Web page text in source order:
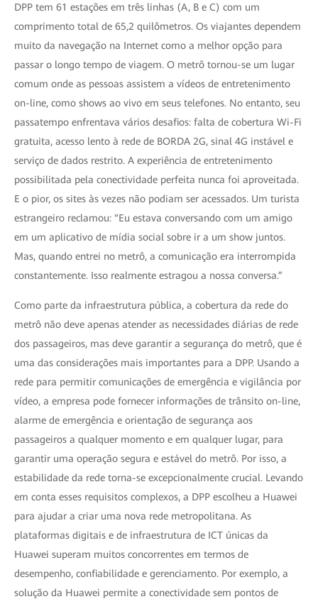
DPP tem 61 estações em três linhas (A, B e C) com um
comprimento total de 65,2 quilômetros. Os viajantes dependem
muito da navegação na Internet como a melhor opção para
passar o longo tempo de viagem. O metrô tornou-se um lugar
comum onde as pessoas assistem a vídeos de entretenimento
on-line, como shows ao vivo em seus telefones. No entanto, seu
passatempo enfrentava vários desafios: falta de cobertura Wi-Fi
gratuita, acesso lento à rede de BORDA 2G, sinal 4G instável e
serviço de dados restrito. A experiência de entretenimento
possibilitada pela conectividade perfeita nunca foi aproveitada.
E o pior, os sites às vezes não podiam ser acessados. Um turista
estrangeiro reclamou: “Eu estava conversando com um amigo
em um aplicativo de mídia social sobre ir a um show juntos.
Mas, quando entrei no metrô, a comunicação era interrompida
constantemente. Isso realmente estragou a nossa conversa.”
Como parte da infraestrutura pública, a cobertura da rede do
metrô não deve apenas atender as necessidades diárias de rede
dos passageiros, mas deve garantir a segurança do metrô, que é
uma das considerações mais importantes para a DPP. Usando a
rede para permitir comunicações de emergência e vigilância por
vídeo, a empresa pode fornecer informações de trânsito on-line,
alarme de emergência e orientação de segurança aos
passageiros a qualquer momento e em qualquer lugar, para
garantir uma operação segura e estável do metrô. Por isso, a
estabilidade da rede torna-se excepcionalmente crucial. Levando
em conta esses requisitos complexos, a DPP escolheu a Huawei
para ajudar a criar uma nova rede metropolitana. As
plataformas digitais e de infraestrutura de ICT únicas da
Huawei superam muitos concorrentes em termos de
desempenho, confiabilidade e gerenciamento. Por exemplo, a
solução da Huawei permite a conectividade sem pontos de